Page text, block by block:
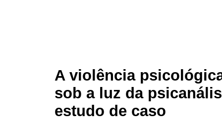
A violência
sob a luz da
estudo de caso